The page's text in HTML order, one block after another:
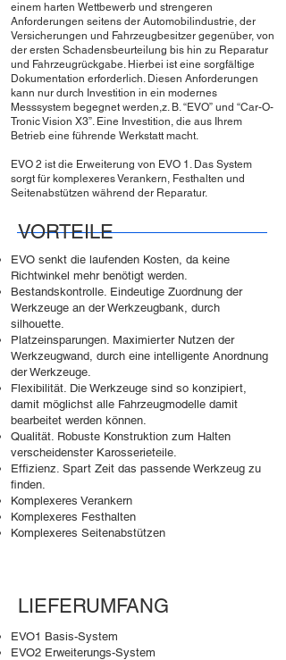
einem harten Wettbewerb und strengeren
Anforderungen seitens der Automobilindustrie, der
Versicherungen und Fahrzeugbesitzer gegenüber, von
der ersten Schadensbeurteilung bis hin zu Reparatur
und Fahrzeugrückgabe. Hierbei ist eine sorgfältige
Dokumentation erforderlich. Diesen Anforderungen
kann nur durch Investition in ein modernes
Messsystem begegnet werden,z. B. “EVO” und “Car-O-
Tronic Vision X3”. Eine Investition, die aus Ihrem
Betrieb eine führende Werkstatt macht.
EVO 2 ist die Erweiterung von EVO 1. Das System
sorgt für komplexeres Verankern, Festhalten und
Seitenabstützen während der Reparatur.
VORTEILE
EVO senkt die laufenden Kosten, da keine
Richtwinkel mehr benötigt werden.
Bestandskontrolle. Eindeutige Zuordnung der
Werkzeuge an der Werkzeugbank, durch
silhouette.
Platzeinsparungen. Maximierter Nutzen der
Werkzeugwand, durch eine intelligente Anordnung
der Werkzeuge.
Flexibilität. Die Werkzeuge sind so konzipiert,
damit möglichst alle Fahrzeugmodelle damit
bearbeitet werden können.
Qualität. Robuste Konstruktion zum Halten
verscheidenster Karosserieteile.
Effizienz. Spart Zeit das passende Werkzeug zu
finden.
Komplexeres Verankern
Komplexeres Festhalten
Komplexeres Seitenabstützen
LIEFERUMFANG
EVO1 Basis-System
EVO2 Erweiterungs-System